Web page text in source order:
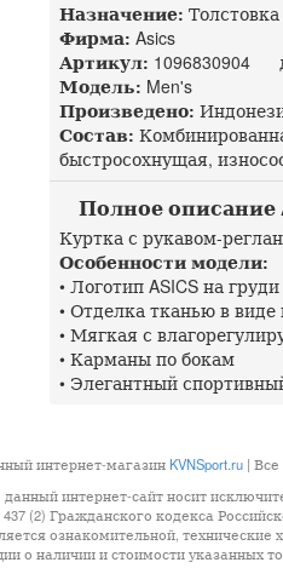
Назначение:
Фирма: Asics
Артикул: 1096830904
Модель: Men's
Произведено:
Состав:
быстросохнущая,
Полное описание
Куртка с рукавом-
Особенности модели:
• Логотип ASICS на груди
• Отделка тканью в
• Мягкая с
• Карманы по бокам
• Элегантный
интернет-магазин KVNSport.ru |
интернет-сайт носит
(2) Гражданского кодекса
ознакомительной, технические
о наличии и стоимости указанных